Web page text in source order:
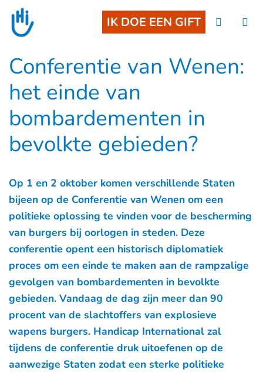
Go to main content
IK DOE EEN GIFT
Conferentie van Wenen:
het einde van
bombardementen in
bevolkte gebieden?
Op 1 en 2 oktober komen verschillende Staten
bijeen op de Conferentie van Wenen om een
politieke oplossing te vinden voor de bescherming
van burgers bij oorlogen in steden. Deze
conferentie opent een historisch diplomatiek
proces om een einde te maken aan de rampzalige
gevolgen van bombardementen in bevolkte
gebieden. Vandaag de dag zijn meer dan 90
procent van de slachtoffers van explosieve
wapens burgers. Handicap International zal
tijdens de conferentie druk uitoefenen op de
aanwezige Staten zodat een sterke politieke